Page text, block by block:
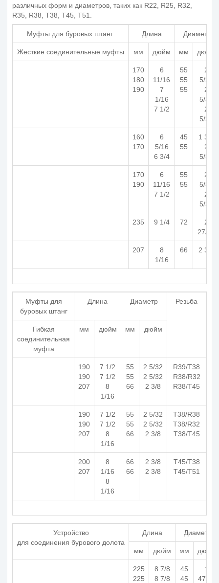
различных форм и диаметров, таких как R22, R25, R32,
R35, R38, T38, T45, T51.
Муфты для буровых штанг Длина Диаметр
Жесткие соединительные муфты мм дюйм мм дюйм
170
180
190
6
11/16
7
1/16
7 1/2
55
55
55
2
5/32
2
5/32
2
5/32
160
170
6
5/16
6 3/4
45
55
1 3/4
2
5/32
170
190
6
11/16
7 1/2
55
55
2
5/32
2
5/32
235 9 1/4 72
2
27/32
207
8
1/16
66 2 3/8
Муфты для
буровых штанг
Длина Диаметр Резьба
Гибкая
соединительная
муфта
мм дюйм мм дюйм
190
190
207
7 1/2
7 1/2
8
1/16
55
55
66
2 5/32
2 5/32
2 3/8
R39/T38
R38/R32
R38/T45
190
190
207
7 1/2
7 1/2
8
1/16
55
55
66
2 5/32
2 5/32
2 3/8
T38/R38
T38/R32
T38/T45
200
207
8
1/16
8
1/16
66
66
2 3/8
2 3/8
T45/T38
T45/T51
Устройство
для соединения бурового долота
Длина Диаметр
мм дюйм мм дюйм
225
225
8 7/8
8 7/8
45
45
1
47/64